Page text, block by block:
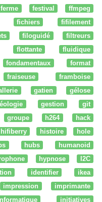
ferme festival
ffmpeg
fichiers
fifilement
filoguidé
filtreurs
flottante
fluidique
fondamentaux
format
fraiseuse
framboise
gatien
gélose
gestion
git
groupe h264
hack
hifiberry histoire
hole
hubs
humanoid
hypnose
I2C
identifier
ikea
impression
imprimante
initiatives